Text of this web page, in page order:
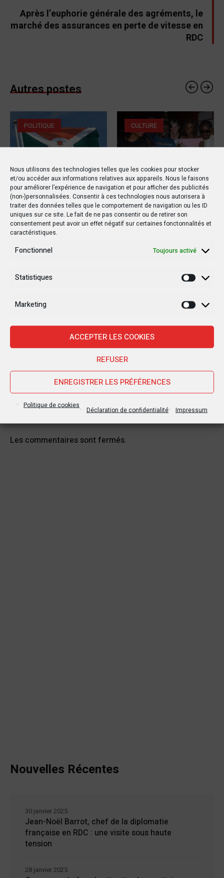
Nous utilisons des technologies telles que les cookies pour stocker
et/ou accéder aux informations relatives aux appareils. Nous le faisons
pour améliorer l’expérience de navigation et pour afficher des publicités
(non-)personnalisées. Consentir à ces technologies nous autorisera à
traiter des données telles que le comportement de navigation ou les ID
uniques sur ce site. Le fait de ne pas consentir ou de retirer son
consentement peut avoir un effet négatif sur certaines fonctonnalités et
caractéristiques.
Fonctionnel Toujours activé
Statistiques
Marketing
ACCEPTER LES COOKIES
REFUSER
ENREGISTRER LES PRÉFÉRENCES
Politique de cookies
Déclaration de confidentialité Impressum
Après l’euphorie générale des agréments, le
marché des assurances en perte de vitesse en
RDC
Autres postes
POLITIQUE
20 OCTOBRE 2019
Le drapeau d’un pays
étranger flotte au Sud-
Kivu !
CULTURE
13 DÉCEMBRE 2019
Le film congolais « Hulai »
a remporté le premier
Trackbacks et Pingbacks
Ping :13 morts et des maisons détruites à Mbanza
Ngungu après un déluge - Infocongo
Commentaire (1)
Les commentaires sont fermés.
Nouvelles Récentes
Jean-Noël Barrot, chef de la diplomatie
française en RDC : une visite sous haute
tension
30 janvier 2025
28 janvier 2025